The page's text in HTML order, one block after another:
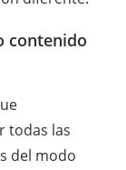
contenido
todas las
del modo